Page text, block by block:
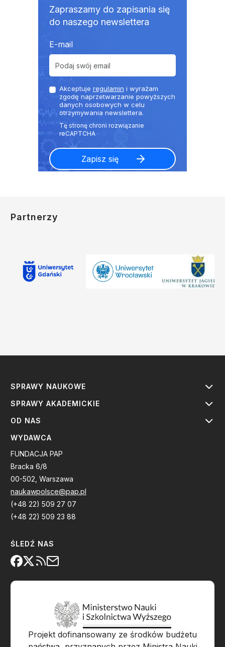
Zapraszamy do zapisania się
do naszego newslettera
E-mail
Akceptuje regulamin i wyrażam
zgodę naprzetwarzanie powyższych
danych osobowych w celu
otrzymywania newslettera.
Partnerzy
SPRAWY NAUKOWE
SPRAWY AKADEMICKIE
OD NAS
WYDAWCA
FUNDACJA PAP
Bracka 6/8
00-502, Warszawa
naukawpolsce@pap.pl
(+48 22) 509 27 07
(+48 22) 509 23 88
ŚLEDŹ NAS
Projekt dofinansowany ze środków budżetu